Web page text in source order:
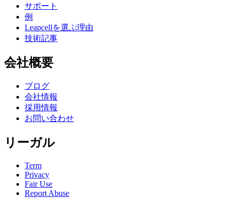
サポート
例
Leapcellを選ぶ理由
技術記事
会社概要
ブログ
会社情報
採用情報
お問い合わせ
リーガル
Term
Privacy
Fair Use
Report Abuse